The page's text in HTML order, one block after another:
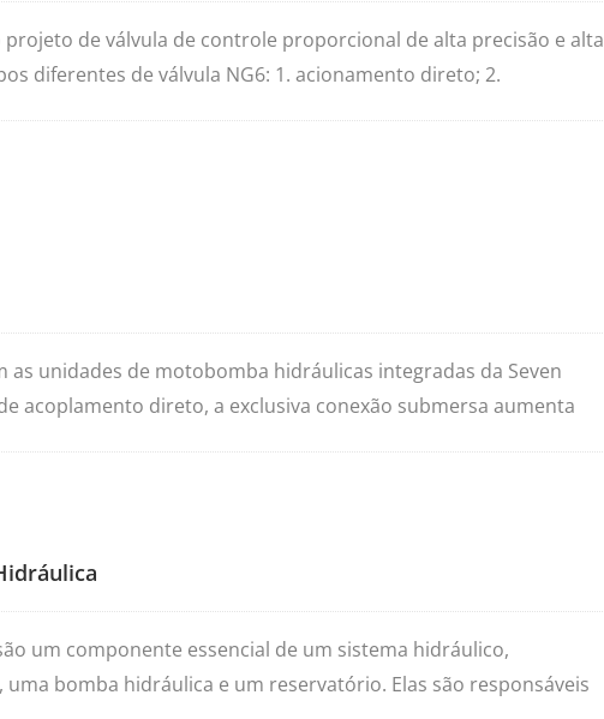
projeto de válvula de controle proporcional de alta precisão e alta
diferentes de válvula NG6: 1. acionamento direto; 2.
as unidades de motobomba hidráulicas integradas da Seven
acoplamento direto, a exclusiva conexão submersa aumenta
um componente essencial de um sistema hidráulico,
bomba hidráulica e um reservatório. Elas são responsáveis